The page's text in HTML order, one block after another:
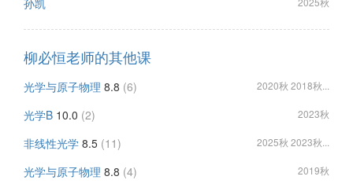
孙凯
柳必恒老师的其他课
光学与原子物理 8.8 (6) 2020秋 2018秋...
光学B 10.0 (2) 2023秋
非线性光学 8.5 (11) 2025秋 2023秋...
光学与原子物理 8.8 (4) 2019秋